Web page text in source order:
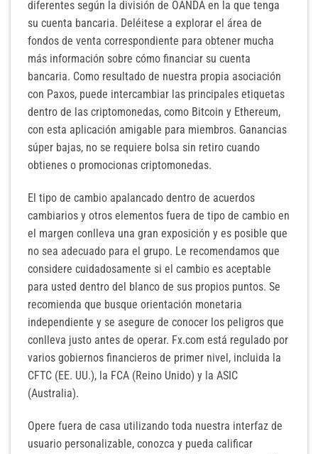
diferentes según la división de OANDA en la que tenga
su cuenta bancaria. Deléitese a explorar el área de
fondos de venta correspondiente para obtener mucha
más información sobre cómo financiar su cuenta
bancaria. Como resultado de nuestra propia asociación
con Paxos, puede intercambiar las principales etiquetas
dentro de las criptomonedas, como Bitcoin y Ethereum,
con esta aplicación amigable para miembros. Ganancias
súper bajas, no se requiere bolsa sin retiro cuando
obtienes o promocionas criptomonedas.
El tipo de cambio apalancado dentro de acuerdos
cambiarios y otros elementos fuera de tipo de cambio en
el margen conlleva una gran exposición y es posible que
no sea adecuado para el grupo. Le recomendamos que
considere cuidadosamente si el cambio es aceptable
para usted dentro del blanco de sus propios puntos. Se
recomienda que busque orientación monetaria
independiente y se asegure de conocer los peligros que
conlleva justo antes de operar. Fx.com está regulado por
varios gobiernos financieros de primer nivel, incluida la
CFTC (EE. UU.), la FCA (Reino Unido) y la ASIC
(Australia).
Opere fuera de casa utilizando toda nuestra interfaz de
usuario personalizable, conozca y pueda calificar